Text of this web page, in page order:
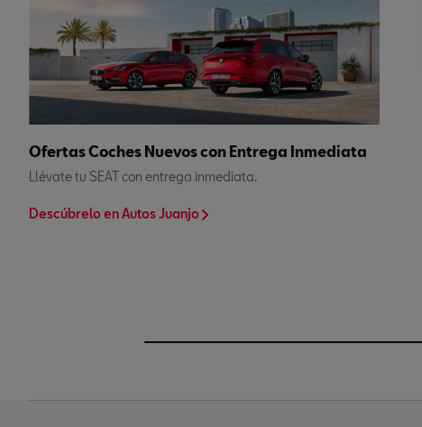
Ofertas Coches Nuevos con Entrega Inmediata
Llévate tu SEAT con entrega inmediata.
Descúbrelo en Autos Juanjo